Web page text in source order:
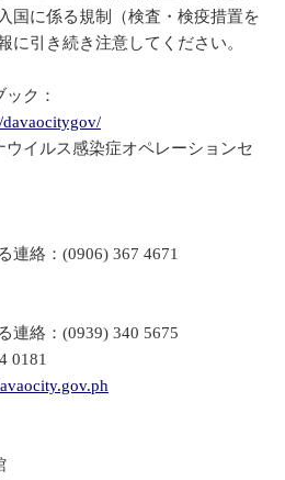
国に係る規制（検査・検疫措置を
に引き続き注意してください。
ク：
イルス感染症オペレーションセ
連絡：(0906) 367 4671
連絡：(0939) 340 5675
0181